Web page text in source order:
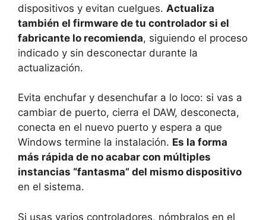
dispositivos y evitan cuelgues. Actualiza
también el firmware de tu controlador si el
fabricante lo recomienda, siguiendo el proceso
indicado y sin desconectar durante la
actualización.
Evita enchufar y desenchufar a lo loco: si vas a
cambiar de puerto, cierra el DAW, desconecta,
conecta en el nuevo puerto y espera a que
Windows termine la instalación. Es la forma
más rápida de no acabar con múltiples
instancias “fantasma” del mismo dispositivo
en el sistema.
Si usas varios controladores, nómbralos en el